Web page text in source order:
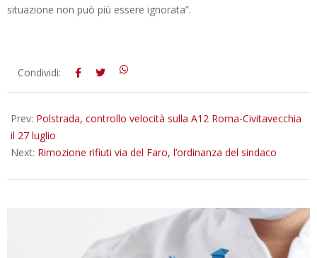
situazione non può più essere ignorata”.
2025-
Condividi:
Prev: Polstrada, controllo velocità sulla A12 Roma-Civitavecchia
il 27 luglio
Next: Rimozione rifiuti via del Faro, l’ordinanza del sindaco